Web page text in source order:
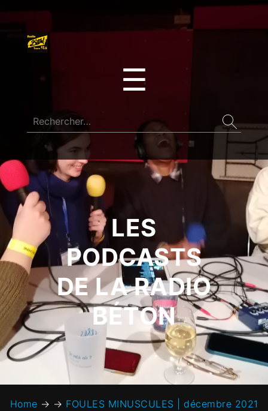
☰
LES
PODCASTS
DE LA RADIO
BÉTON
Home → → FOULES MINUSCULES | décembre 2021